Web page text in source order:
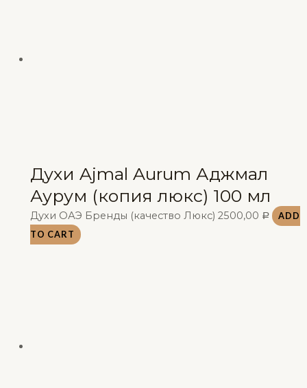
Духи Ajmal Aurum Аджмал
Аурум (копия люкс) 100 мл
Духи ОАЭ Бренды (качество Люкс) 2500,00 Р
ADD
TO CART